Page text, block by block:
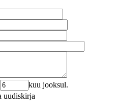
kuu jooksul.
uudiskirja